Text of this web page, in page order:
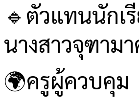
🔹ตัวแทนนักเ
นางสาวจุฑาม
🌍ครูผู้ควบคุม